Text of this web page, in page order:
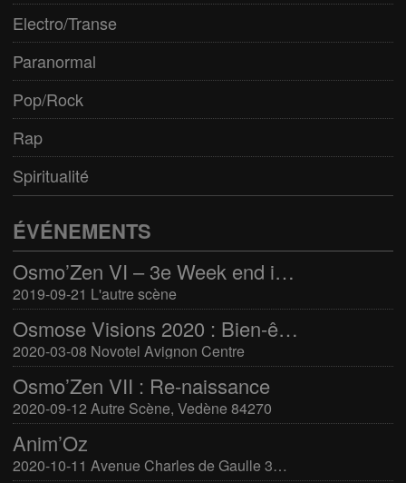
Electro/Transe
Paranormal
Pop/Rock
Rap
Spiritualité
ÉVÉNEMENTS
Osmo’Zen VI – 3e Week end international du bien-être
2019-09-21 L'autre scène
Osmose Visions 2020 : Bien-être et arts divinatoires
2020-03-08 Novotel Avignon Centre
Osmo’Zen VII : Re-naissance
2020-09-12 Autre Scène, Vedène 84270
Anim’Oz
2020-10-11 Avenue Charles de Gaulle 30400 Villeneuve-Lès-Avignon